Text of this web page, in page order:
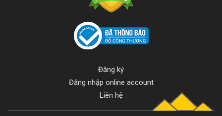
Đăng ký
Đăng nhập online account
Liên hệ